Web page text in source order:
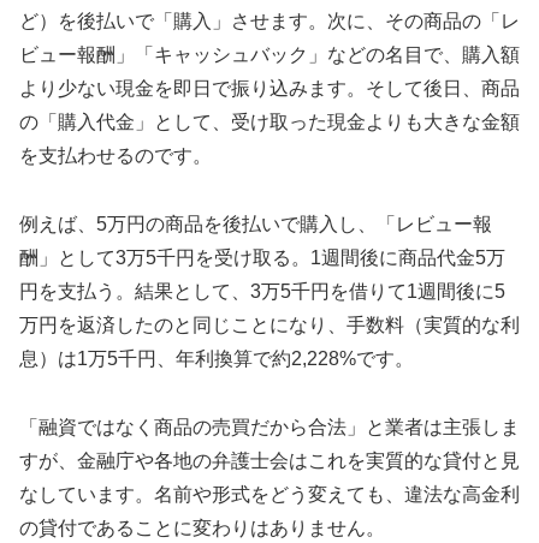
ど）を後払いで「購入」させます。次に、その商品の「レ
ビュー報酬」「キャッシュバック」などの名目で、購入額
より少ない現金を即日で振り込みます。そして後日、商品
の「購入代金」として、受け取った現金よりも大きな金額
を支払わせるのです。
例えば、5万円の商品を後払いで購入し、「レビュー報
酬」として3万5千円を受け取る。1週間後に商品代金5万
円を支払う。結果として、3万5千円を借りて1週間後に5
万円を返済したのと同じことになり、手数料（実質的な利
息）は1万5千円、年利換算で約2,228%です。
「融資ではなく商品の売買だから合法」と業者は主張しま
すが、金融庁や各地の弁護士会はこれを実質的な貸付と見
なしています。名前や形式をどう変えても、違法な高金利
の貸付であることに変わりはありません。